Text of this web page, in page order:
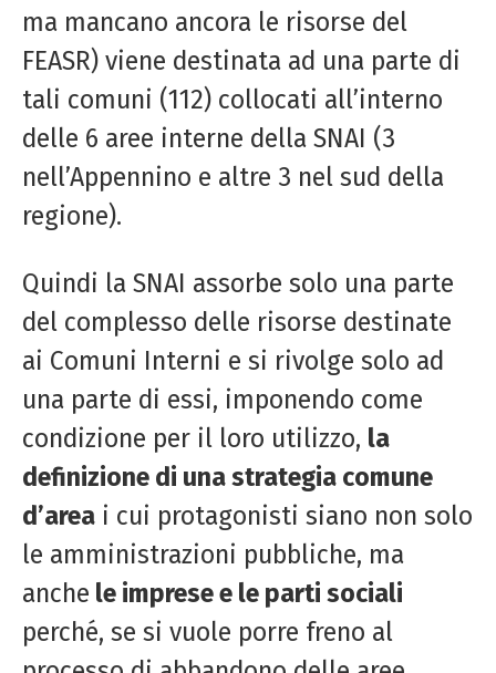
ma mancano ancora le risorse del
FEASR) viene destinata ad una parte di
tali comuni (112) collocati all’interno
delle 6 aree interne della SNAI (3
nell’Appennino e altre 3 nel sud della
regione).
Quindi la SNAI assorbe solo una parte
del complesso delle risorse destinate
ai Comuni Interni e si rivolge solo ad
una parte di essi, imponendo come
condizione per il loro utilizzo, la
definizione di una strategia comune
d’area i cui protagonisti siano non solo
le amministrazioni pubbliche, ma
anche le imprese e le parti sociali
perché, se si vuole porre freno al